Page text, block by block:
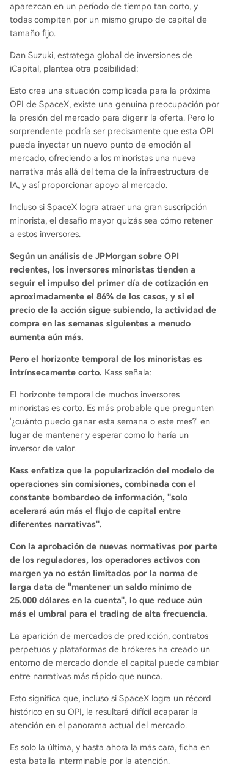
aparezcan en un período de tiempo tan corto, y
todas compiten por un mismo grupo de capital de
tamaño fijo.
Dan Suzuki, estratega global de inversiones de
iCapital, plantea otra posibilidad:
Esto crea una situación complicada para la próxima
OPI de SpaceX, existe una genuina preocupación por
la presión del mercado para digerir la oferta. Pero lo
sorprendente podría ser precisamente que esta OPI
pueda inyectar un nuevo punto de emoción al
mercado, ofreciendo a los minoristas una nueva
narrativa más allá del tema de la infraestructura de
IA, y así proporcionar apoyo al mercado.
Incluso si SpaceX logra atraer una gran suscripción
minorista, el desafío mayor quizás sea cómo retener
a estos inversores.
Según un análisis de JPMorgan sobre OPI
recientes, los inversores minoristas tienden a
seguir el impulso del primer día de cotización en
aproximadamente el 86% de los casos, y si el
precio de la acción sigue subiendo, la actividad de
compra en las semanas siguientes a menudo
aumenta aún más.
Pero el horizonte temporal de los minoristas es
intrínsecamente corto. Kass señala:
El horizonte temporal de muchos inversores
minoristas es corto. Es más probable que pregunten
'¿cuánto puedo ganar esta semana o este mes?' en
lugar de mantener y esperar como lo haría un
inversor de valor.
Kass enfatiza que la popularización del modelo de
operaciones sin comisiones, combinada con el
constante bombardeo de información, "solo
acelerará aún más el flujo de capital entre
diferentes narrativas".
Con la aprobación de nuevas normativas por parte
de los reguladores, los operadores activos con
margen ya no están limitados por la norma de
larga data de "mantener un saldo mínimo de
25.000 dólares en la cuenta", lo que reduce aún
más el umbral para el trading de alta frecuencia.
La aparición de mercados de predicción, contratos
perpetuos y plataformas de brókeres ha creado un
entorno de mercado donde el capital puede cambiar
entre narrativas más rápido que nunca.
Esto significa que, incluso si SpaceX logra un récord
histórico en su OPI, le resultará difícil acaparar la
atención en el panorama actual del mercado.
Es solo la última, y hasta ahora la más cara, ficha en
esta batalla interminable por la atención.